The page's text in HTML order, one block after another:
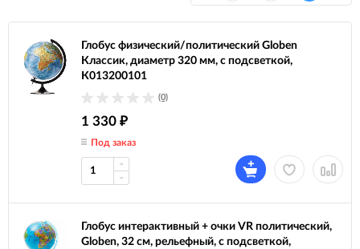
Глобус физический/политический Globen
Классик, диаметр 320 мм, с подсветкой,
К013200101
(0)
1 330 ₽
Под заказ
Глобус интерактивный + очки VR политический,
Globen, 32 см, рельефный, с подсветкой,